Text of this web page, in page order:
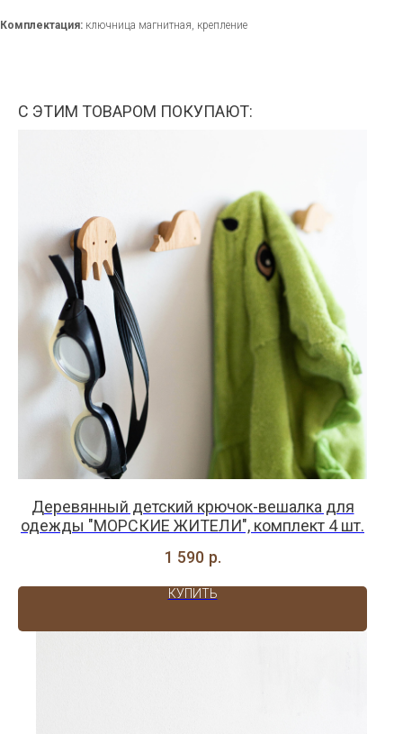
Комплектация: ключница магнитная, крепление
С ЭТИМ ТОВАРОМ ПОКУПАЮТ:
Деревянный детский крючок-вешалка для
одежды "МОРСКИЕ ЖИТЕЛИ", комплект 4 шт.
1 590 р.
КУПИТЬ